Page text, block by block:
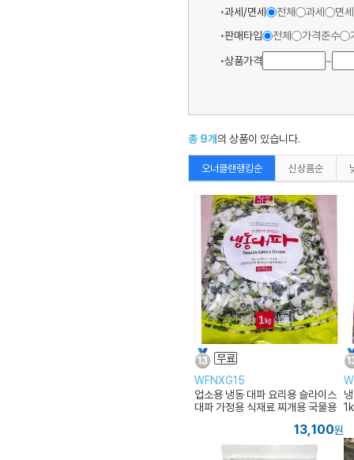
과세/면세 전체 과세
면세
판매타입
전체 가격준수
상품가격
~
총 9개의 상품이 있습니다.
오너클랜랭킹순 신상품순
WFNXG15
업소용 냉동 대파 요리용 슬라이스
대파 가정용 식재료 찌개용 국물용
13,100원